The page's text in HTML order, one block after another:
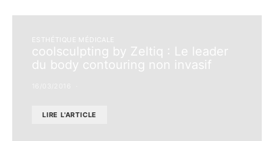
ESTHÉTIQUE MÉDICALE
coolsculpting by Zeltiq : Le leader
du body contouring non invasif
LIRE L'ARTICLE